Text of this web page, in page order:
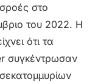
στο
του 2022. Η
ότι τα
συγκέντρωσαν